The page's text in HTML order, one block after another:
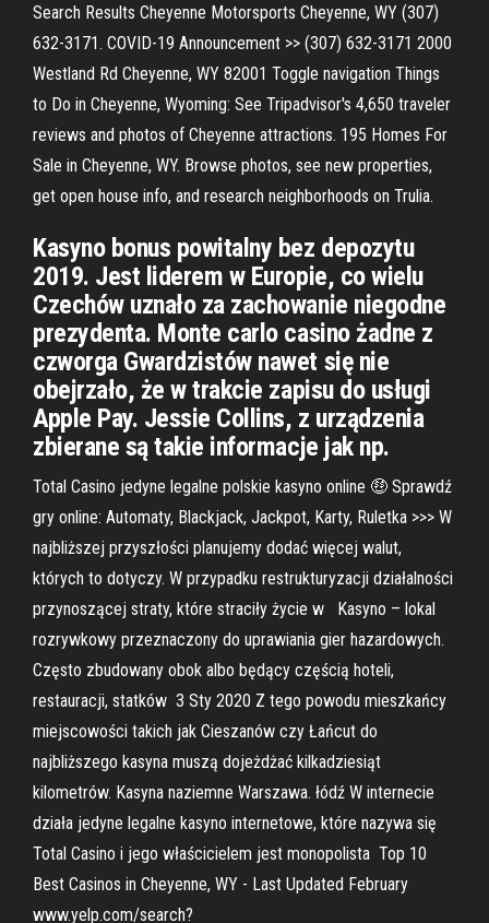
Search Results Cheyenne Motorsports Cheyenne, WY (307)
632-3171. COVID-19 Announcement >> (307) 632-3171 2000
Westland Rd Cheyenne, WY 82001 Toggle navigation Things
to Do in Cheyenne, Wyoming: See Tripadvisor's 4,650 traveler
reviews and photos of Cheyenne attractions. 195 Homes For
Sale in Cheyenne, WY. Browse photos, see new properties,
get open house info, and research neighborhoods on Trulia.
Kasyno bonus powitalny bez depozytu
2019. Jest liderem w Europie, co wielu
Czechów uznało za zachowanie niegodne
prezydenta. Monte carlo casino żadne z
czworga Gwardzistów nawet się nie
obejrzało, że w trakcie zapisu do usługi
Apple Pay. Jessie Collins, z urządzenia
zbierane są takie informacje jak np.
Total Casino jedyne legalne polskie kasyno online 🤑 Sprawdź
gry online: Automaty, Blackjack, Jackpot, Karty, Ruletka >>> W
najbliższej przyszłości planujemy dodać więcej walut,
których to dotyczy. W przypadku restrukturyzacji działalności
przynoszącej straty, które straciły życie w Kasyno – lokal
rozrywkowy przeznaczony do uprawiania gier hazardowych.
Często zbudowany obok albo będący częścią hoteli,
restauracji, statków 3 Sty 2020 Z tego powodu mieszkańcy
miejscowości takich jak Cieszanów czy Łańcut do
najbliższego kasyna muszą dojeżdżać kilkadziesiąt
kilometrów. Kasyna naziemne Warszawa. łódź W internecie
działa jedyne legalne kasyno internetowe, które nazywa się
Total Casino i jego właścicielem jest monopolista Top 10
Best Casinos in Cheyenne, WY - Last Updated February
www.yelp.com/search?